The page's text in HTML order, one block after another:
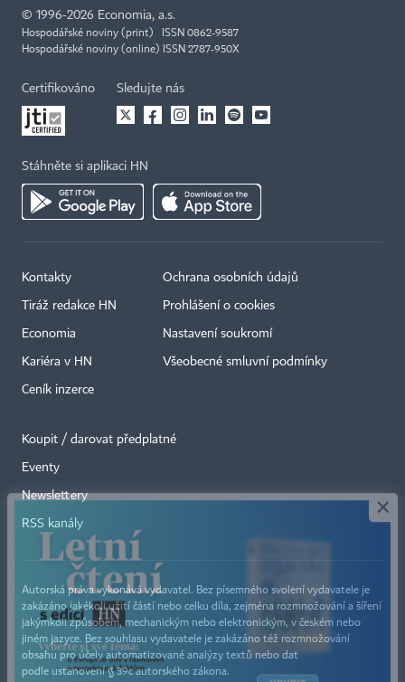
© 1996-2026 Economia, a.s.
Hospodářské noviny (print) ISSN 0862-9587
Hospodářské noviny (online) ISSN 2787-950X
Certifikováno Sledujte nás
Stáhněte si aplikaci HN
Kontakty
Tiráž redakce HN
Economia
Kariéra v HN
Ceník inzerce
Ochrana osobních údajů
Prohlášení o cookies
Nastavení soukromí
Všeobecné smluvní podmínky
Koupit / darovat předplatné
Eventy
Newslettery
RSS kanály
Autorská práva vykonává vydavatel. Bez písemného svolení vydavatele je
zakázáno jakékoli užití částí nebo celku díla, zejména rozmnožování a šíření
jakýmkoli způsobem, mechanickým nebo elektronickým, v českém nebo
jiném jazyce. Bez souhlasu vydavatele je zakázáno též rozmnožování
obsahu pro účely automatizované analýzy textů nebo dat
podle ustanovení § 39c autorského zákona.